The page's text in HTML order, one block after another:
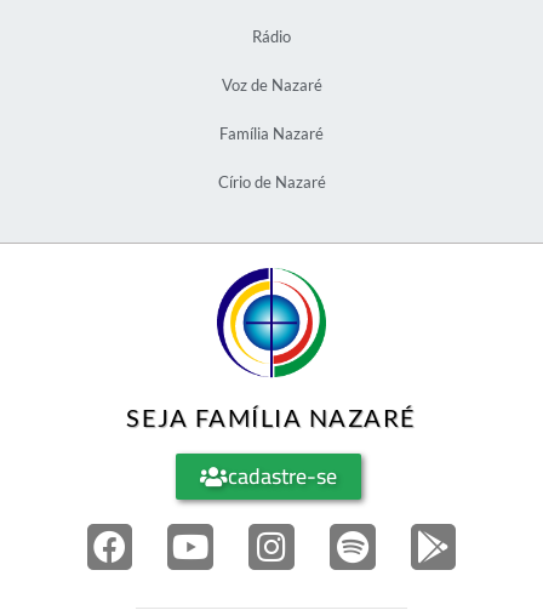
Rádio
Voz de Nazaré
Família Nazaré
Círio de Nazaré
SEJA FAMÍLIA NAZARÉ
cadastre-se